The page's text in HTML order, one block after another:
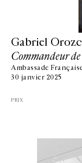
Gabriel
Commandeur
Ambassade
30 janvier 2025
PRIX